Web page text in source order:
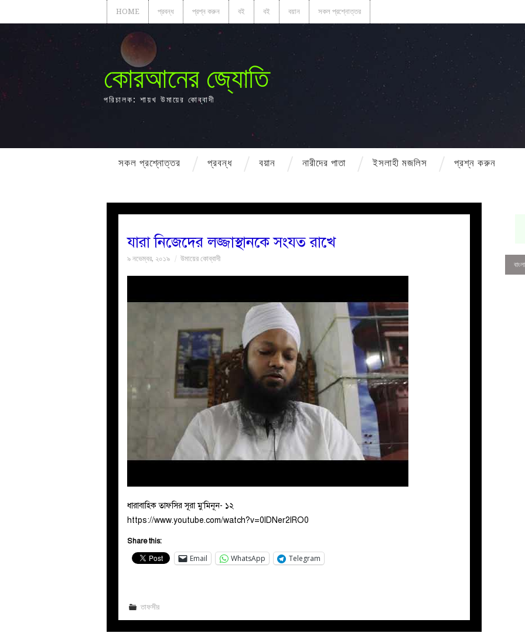
HOME প্রবন্ধ প্রশ্ন করুন বই বই বয়ান সকল প্রশ্নোত্তর
কোরআনের জ্যোতি
পরিচালক: শায়খ উমায়ের কোব্বাদী
সকল প্রশ্নোত্তর প্রবন্ধ বয়ান নারীদের পাতা ইসলাহী মজলিস প্রশ্ন করুন
যারা নিজেদের লজ্জাস্থানকে সংযত রাখে
৯ নভেম্বর, ২০১৯ উমায়ের কোব্বাদী
ধারাবাহিক তাফসির সূরা মু’মিনূন- ১২
https://www.youtube.com/watch?v=0lDNer2lRO0
Share this:
Email WhatsApp Telegram
তাফসীর